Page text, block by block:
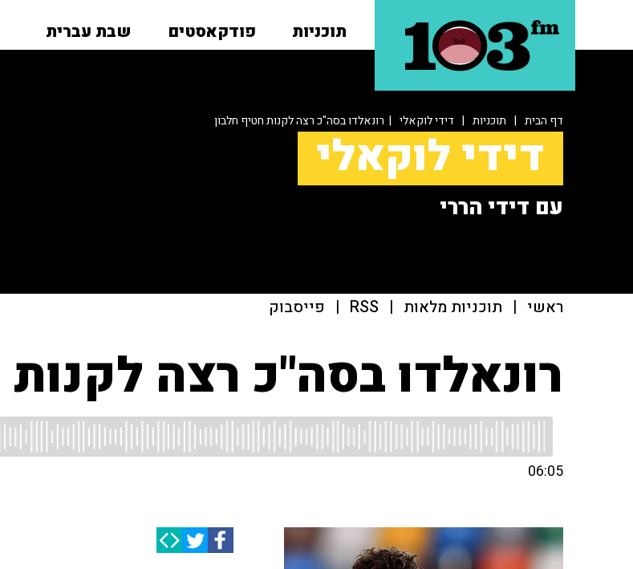
תוכניות פודקאסטים שבת עברית
דף הבית | תוכניות | דידי לוקאלי | רונאלדו בסה"כ רצה לקנות חטיף חלבון
דידי לוקאלי
עם דידי הררי
ראשי | תוכניות מלאות |
RSS
| פייסבוק
רונאלדו בסה"כ רצה
06:05